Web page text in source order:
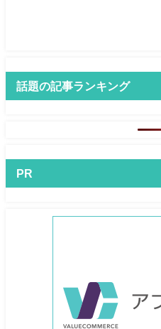
話題の記事ランキング
PR